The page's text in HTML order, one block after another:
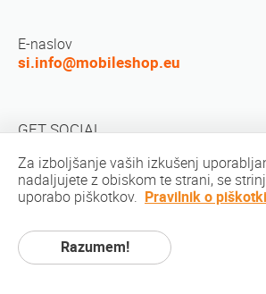
E-naslov
si.info@mobileshop.eu
GET SOCIAL
Avtorske pravice © 2010-2026 MobileShop.eu. Vse
Za izboljšanje vaših izkušenj
nadaljujete z obiskom te strani, se
uporabo piškotkov. Pravilnik o
Razumem!